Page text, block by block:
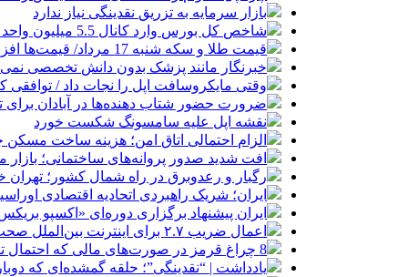
بازار سرمایه به تزریق نقدینگی نیاز ندارد
شاخص کل بورس وارد کانال 5.5 میلیون واحد شد
قیمت طلا و سکه شنبه 17 مرداد/ قیمت‌ها افزایشی
خبرنگار مانند پزشک بدون دانش تخصصی
وقتی مایکروسافت اپل را نجات داد /
ضرورت حضور شتاب ‌دهنده‌ها در آبادان
نقشه اپل علیه سامسونگ شکست خورد
الزام احتمالی اتاق امن؛ هزینه ساخت مسکن
افت شدید صدور پروانه‌های ساختمانی؛
رگبار و رعدوبرق در راه شمال کشور؛
ایران؛ شریک راهبردی اتحادیه اقتصادی
ایران پیشنهاد برگزاری دوره‌ای «اکسپو
اعمال ضریب ۲.۷ برای اینترنت بین‌الملل صحت دارد؟ / واکنش سازمان تنظیم مقررات
8 چراغ قرمز در صورت‌های مالی که احتمال تقلب را آشکار می‌کند
یادداشت | “نقدینگی”؛ حلقه گمشده‌ای که